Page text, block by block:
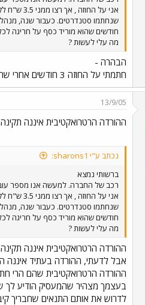
אני על
חודשים שהוא מוריד כסף על חריגה
מה עלי לעשות ?
הבהרה -
חתמתי על החוזה 3 חודשים אחרי שחברי חתמו. הם חתמו על נספח הרכב שבו מצויינת החריגה. ואני חתמתי על החוזה בדיוק כמו שלהם מלבד נספח הרכב.
13/9/05
ההורדה הרטרואקטיבית איננה
נכתב ע"י sharons1:
ברשותי נמצא
אני על
חודשים שהוא מוריד כסף על חריגה
מה עלי לעשות ?
ההורדה הרטרואקטיבית איננה
אבל לדעתי, ההורדה בעתיד
ההורדה הרטרואקטיבית שהם הרי
בעצמך מצהיר שהמעסיק הודיע לך
לדרוש את אותם התנאים שחבריך קיבלו. 1 ש"ח זה פחות ממה שנדרש ממך בהתחלה ולדעתי, אין לך כ"כ הרבה מה